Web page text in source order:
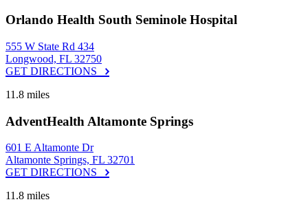
Orlando Health South Seminole Hospital
555 W State Rd 434
Longwood, FL 32750
GET DIRECTIONS
11.8 miles
AdventHealth Altamonte Springs
601 E Altamonte Dr
Altamonte Springs, FL 32701
GET DIRECTIONS
11.8 miles